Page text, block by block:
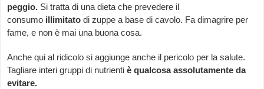
peggio. Si tratta di una dieta che prevedere il
consumo illimitatodi zuppe a base di cavolo. Fa dimagrire per
fame, e non è mai una buona cosa.
Anche qui al ridicolo si aggiunge anche il pericolo per la salute.
Tagliare interi gruppi di nutrientiè qualcosa assolutamente da
evitare.